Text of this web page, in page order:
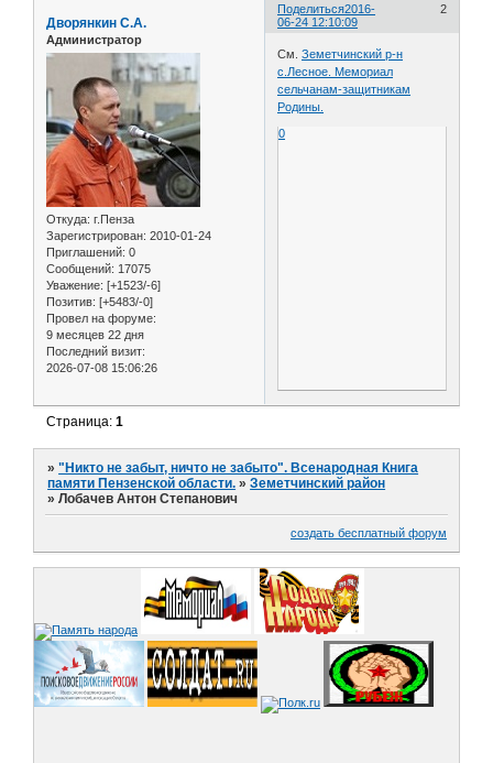
Поделиться 2
2016-
06-24 12:10:09
Дворянкин С.А.
Администратор
Откуда: г.Пенза
Зарегистрирован: 2010-01-24
Приглашений: 0
Сообщений: 17075
Уважение: [+1523/-6]
Позитив: [+5483/-0]
Провел на форуме:
9 месяцев 22 дня
Последний визит:
2026-07-08 15:06:26
См.Земетчинский р-н
с.Лесное. Мемориал
сельчанам-защитникам
Родины.
0
Страница:1
»"Никто не забыт, ничто не забыто". Всенародная Книга
памяти Пензенской области. »Земетчинский район
»Лобачев Антон Степанович
создать бесплатный форум